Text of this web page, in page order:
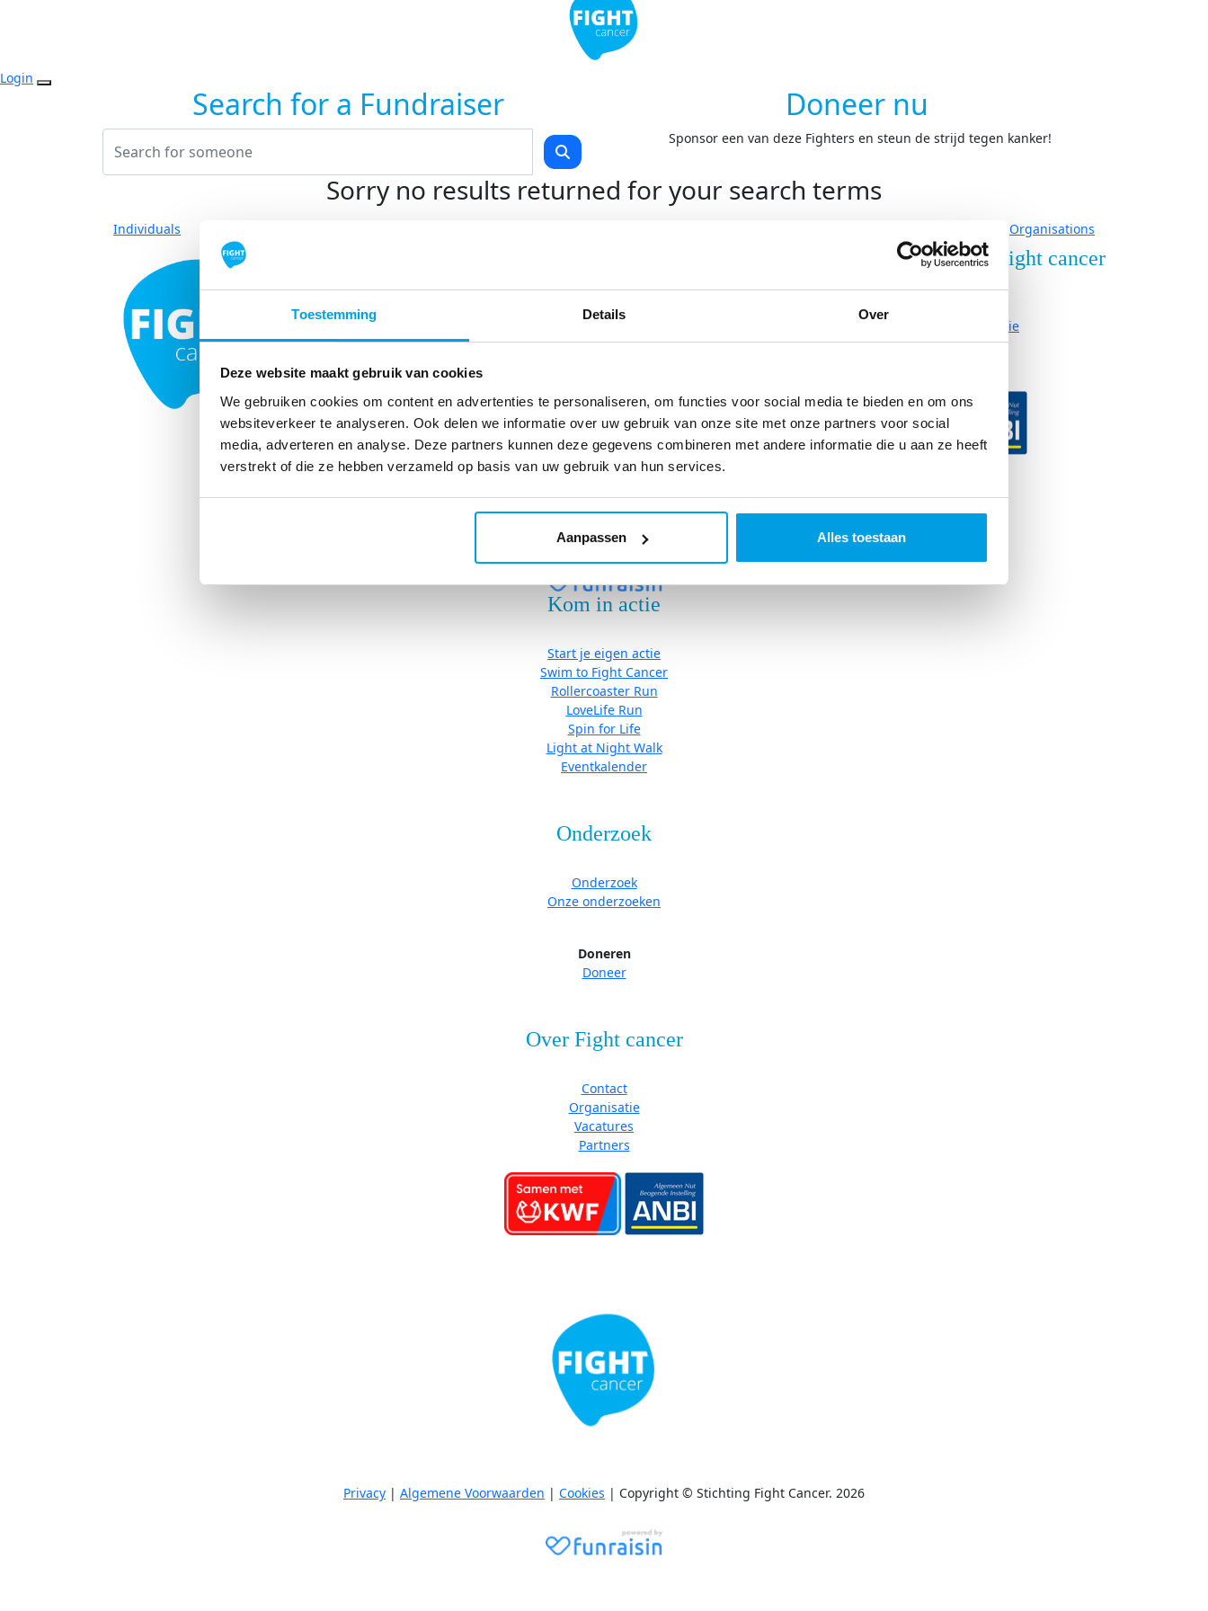
Toestemming Details Over
Deze website maakt gebruik van cookies
We gebruiken cookies om content en advertenties te personaliseren, om functies voor social media te bieden en om ons
websiteverkeer te analyseren. Ook delen we informatie over uw gebruik van onze site met onze partners voor social
media, adverteren en analyse. Deze partners kunnen deze gegevens combineren met andere informatie die u aan ze heeft
verstrekt of die ze hebben verzameld op basis van uw gebruik van hun services.
Aanpassen Alles toestaan
Login
Search for a Fundraiser Doneer nu
Sponsor een van deze Fighters en steun de strijd tegen kanker!
Sorry no results returned for your search terms
Individuals Organisations
Start je eigen actie
Rollercoaster Run
Light at Night Walk
Eventkalender
Over Fight cancer
Organisatie
Vacatures
|Cookies | Copyright © Stichting Fight cancer. 2026
Kom in actie
Start je eigen actie
Swim to Fight Cancer
Rollercoaster Run
LoveLife Run
Spin for Life
Light at Night Walk
Eventkalender
Onderzoek
Onderzoek
Onze onderzoeken
Doneren
Doneer
Over Fight cancer
Contact
Organisatie
Vacatures
Partners
Privacy | Algemene Voorwaarden | Cookies | Copyright © Stichting Fight Cancer. 2026